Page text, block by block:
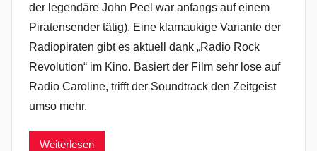
der legendäre John Peel war anfangs auf einem
Piratensender tätig). Eine klamaukige Variante der
Radiopiraten gibt es aktuell dank „Radio Rock
Revolution“ im Kino. Basiert der Film sehr lose auf
Radio Caroline, trifft der Soundtrack den Zeitgeist
umso mehr.
Weiterlesen